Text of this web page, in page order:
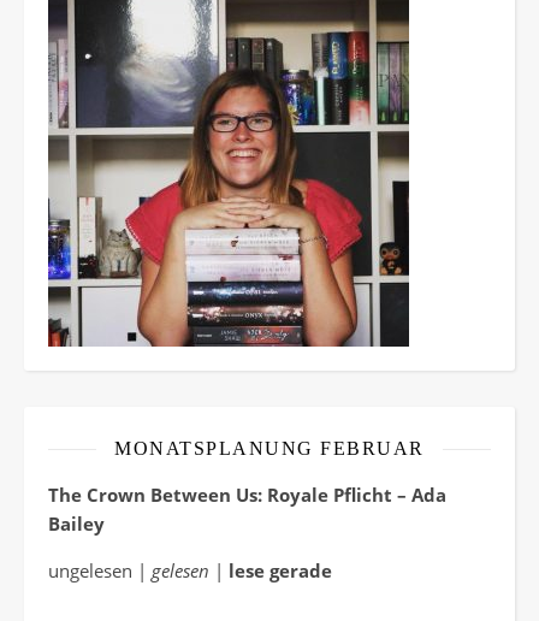
MONATSPLANUNG FEBRUAR
The Crown Between Us: Royale Pflicht – Ada
Bailey
ungelesen | gelesen | lese gerade